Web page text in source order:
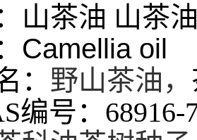
山茶油 山茶
Camellia oil
： 野山茶油，
编号：68916-